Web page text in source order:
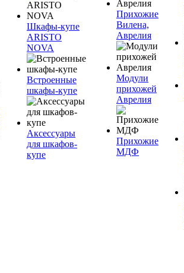
Шкафы-купе
ARISTO
NOVA
Встроенные
шкафы-купе
Аксессуары
для шкафов-
купе
Прихожие
Вилена,
Аврелия
Модули
прихожей
Аврелия
Прихожие
МДФ